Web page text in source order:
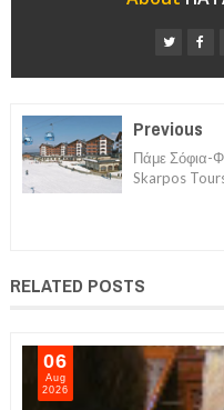
Previous
Πάμε Σόφια-
Skarpos
RELATED POSTS
06
Aug
2026